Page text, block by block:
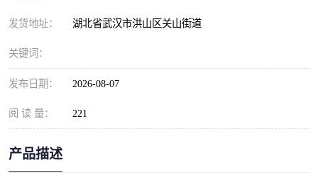
发货地址： 湖北省武汉市洪山区关山街道
关键词：
发布日期： 2026-08-07
阅 读 量： 221
产品描述